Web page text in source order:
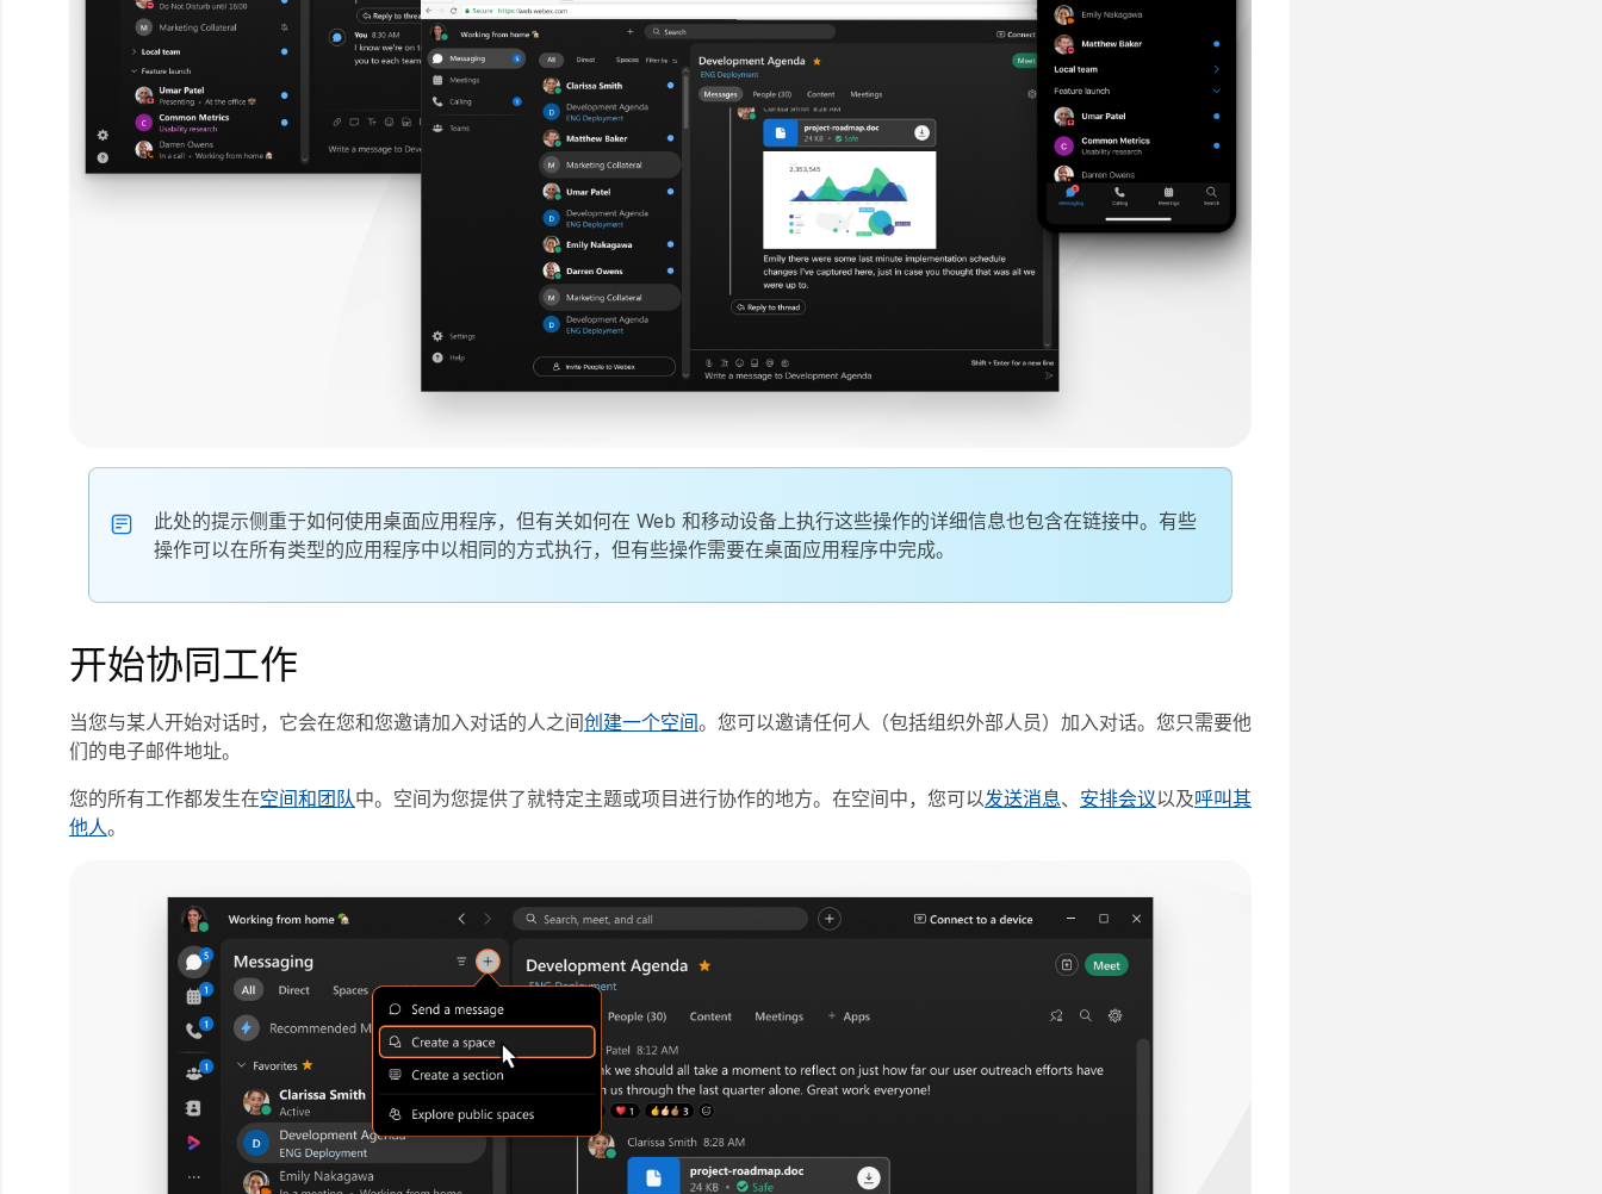
此处的提示侧重于如何使用桌面应用程序，但有关如何在 Web 和移动设备上执行这些操作的详细信息也包含在链接中。有些
操作可以在所有类型的应用程序中以相同的方式执行，但有些操作需要在桌面应用程序中完成。
开始协同工作
当您与某人开始对话时，它会在您和您邀请加入对话的人之间创建一个空间。您可以邀请任何人（包括组织外部人员）加入对话。您只需要他
们的电子邮件地址。
您的所有工作都发生在空间和团队中。空间为您提供了就特定主题或项目进行协作的地方。在空间中，您可以发送消息、 安排会议以及呼叫其
他人。